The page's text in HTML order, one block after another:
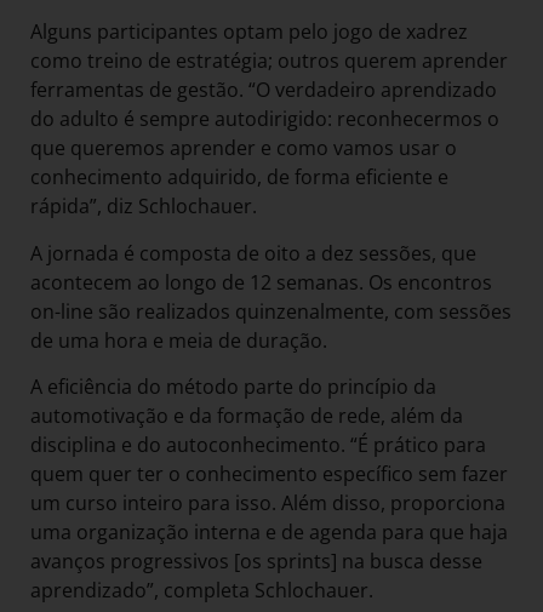
Alguns participantes optam pelo jogo de xadrez
como treino de estratégia; outros querem aprender
ferramentas de gestão. “O verdadeiro aprendizado
do adulto é sempre autodirigido: reconhecermos o
que queremos aprender e como vamos usar o
conhecimento adquirido, de forma eficiente e
rápida”, diz Schlochauer.
A jornada é composta de oito a dez sessões, que
acontecem ao longo de 12 semanas. Os encontros
on-line são realizados quinzenalmente, com sessões
de uma hora e meia de duração.
A eficiência do método parte do princípio da
automotivação e da formação de rede, além da
disciplina e do autoconhecimento. “É prático para
quem quer ter o conhecimento específico sem fazer
um curso inteiro para isso. Além disso, proporciona
uma organização interna e de agenda para que haja
avanços progressivos [os sprints] na busca desse
aprendizado”, completa Schlochauer.